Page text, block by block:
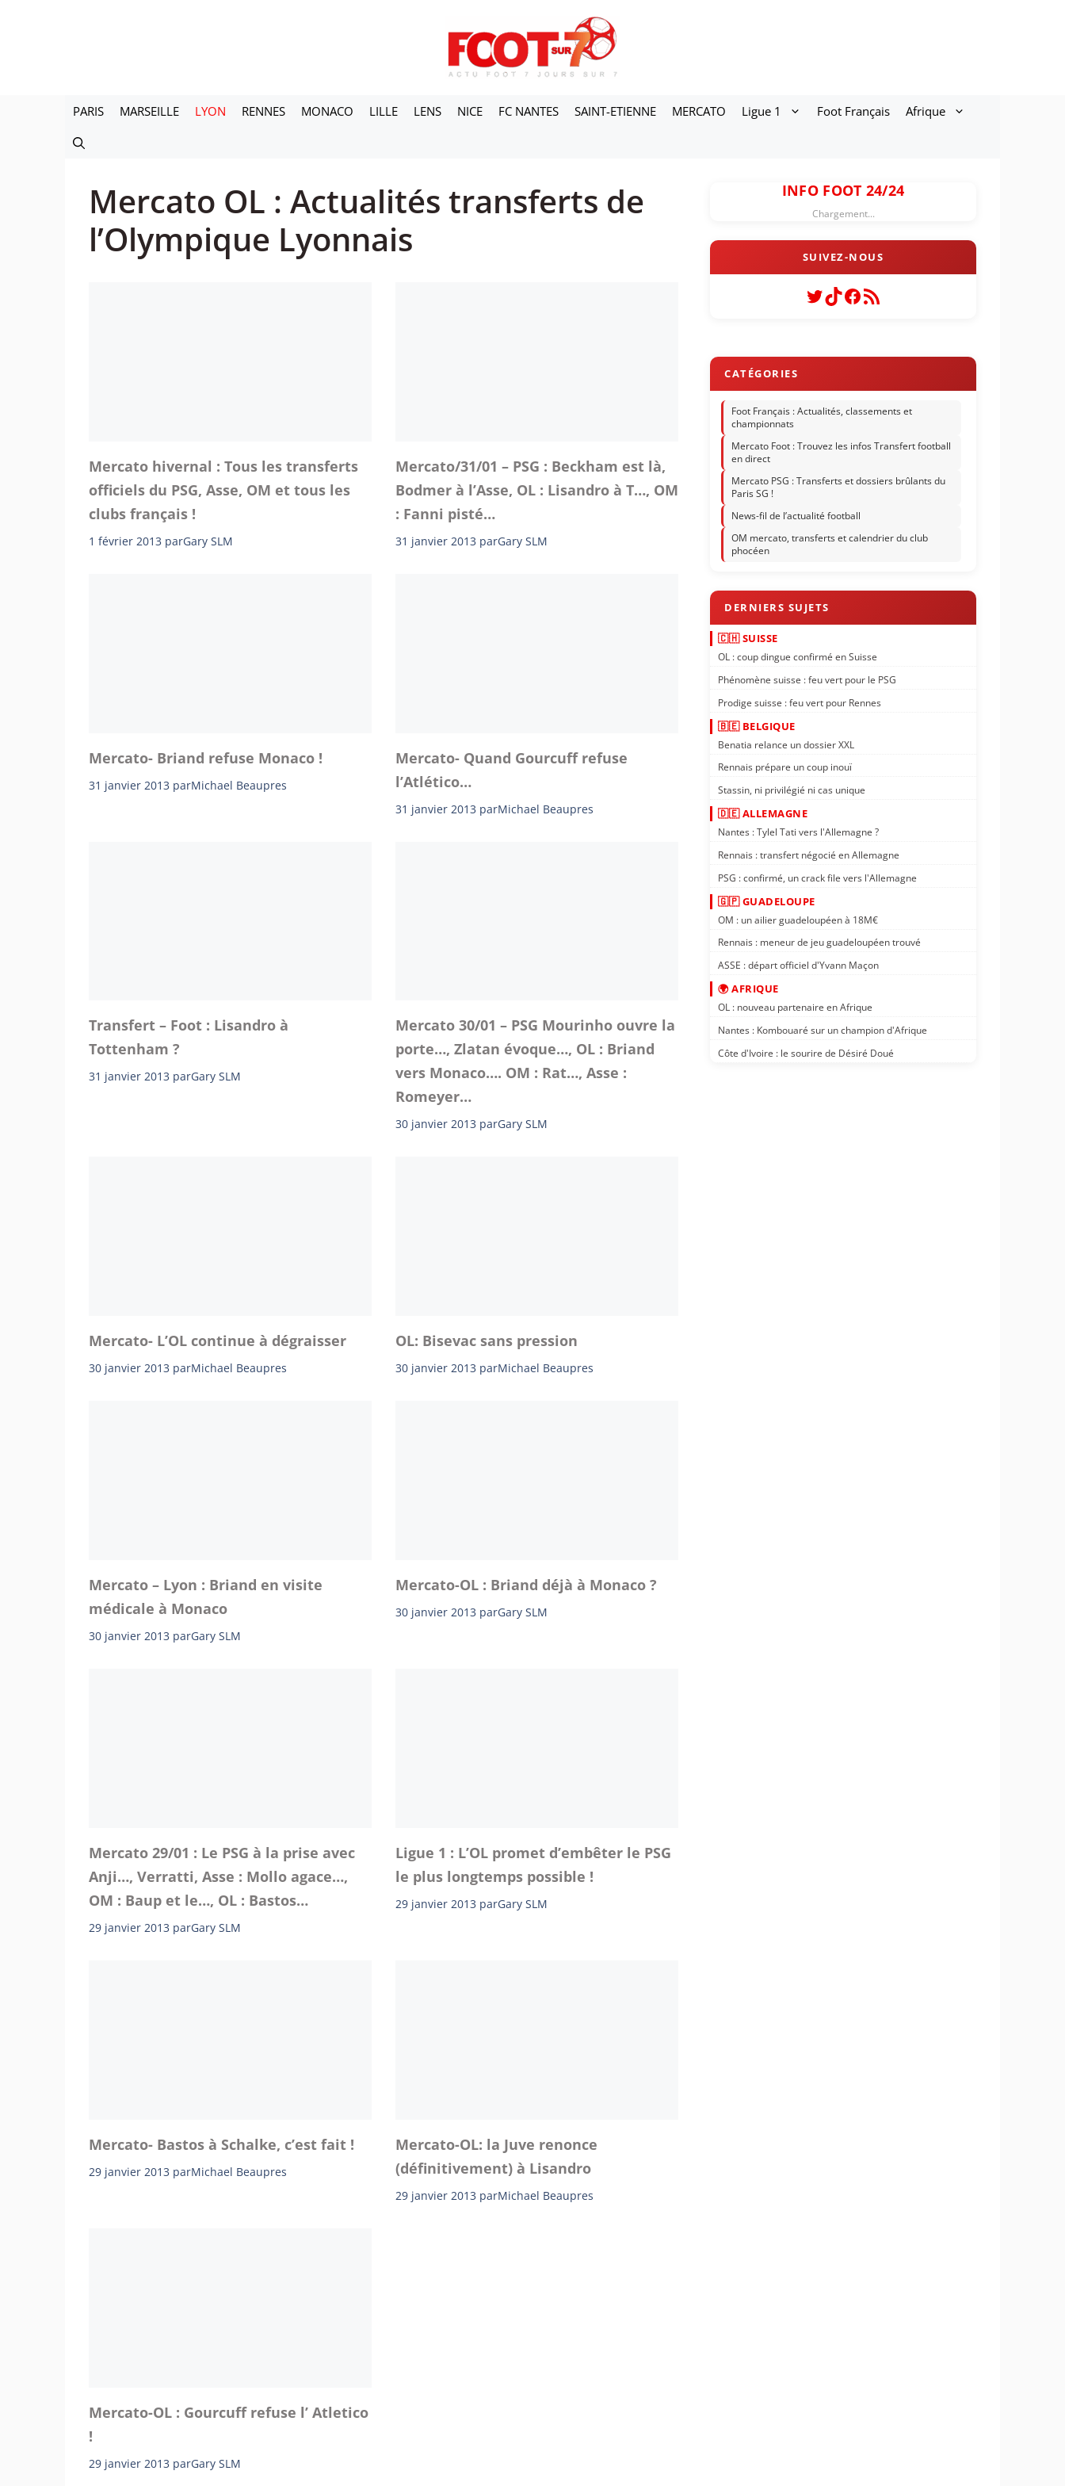
PARIS MARSEILLE LYON RENNES MONACO LILLE LENS NICE FC NANTES SAINT-ETIENNE MERCATO Ligue 1 Foot Français Afrique
Mercato OL : Actualités transferts de
l’Olympique Lyonnais
Mercato hivernal : Tous les transferts
officiels du PSG, Asse, OM et tous les
clubs français !
1 février 2013 parGary SLM
Mercato/31/01 – PSG : Beckham est là,
Bodmer à l’Asse, OL : Lisandro à T…, OM
: Fanni pisté…
31 janvier 2013 parGary SLM
Mercato- Briand refuse Monaco !
31 janvier 2013 parMichael Beaupres
Mercato- Quand Gourcuff refuse
l’Atlético…
31 janvier 2013 parMichael Beaupres
Transfert – Foot : Lisandro à
Tottenham ?
31 janvier 2013 parGary SLM
Mercato 30/01 – PSG Mourinho ouvre la
porte…, Zlatan évoque…, OL : Briand
vers Monaco…. OM : Rat…, Asse :
Romeyer…
30 janvier 2013 parGary SLM
Mercato- L’OL continue à dégraisser
30 janvier 2013 parMichael Beaupres
OL: Bisevac sans pression
30 janvier 2013 parMichael Beaupres
Mercato – Lyon : Briand en visite
médicale à Monaco
30 janvier 2013 parGary SLM
Mercato-OL : Briand déjà à Monaco ?
30 janvier 2013 parGary SLM
Mercato 29/01 : Le PSG à la prise avec
Anji…, Verratti, Asse : Mollo agace…,
OM : Baup et le…, OL : Bastos…
29 janvier 2013 parGary SLM
Ligue 1 : L’OL promet d’embêter le PSG
le plus longtemps possible !
29 janvier 2013 parGary SLM
Mercato- Bastos à Schalke, c’est fait !
29 janvier 2013 parMichael Beaupres
Mercato-OL: la Juve renonce
(définitivement) à Lisandro
29 janvier 2013 parMichael Beaupres
Mercato-OL : Gourcuff refuse l’ Atletico
!
29 janvier 2013 parGary SLM
INFO FOOT 24/24
Chargement...
Twitter
TikTok
Facebook
Flux RSS
Foot Français : Actualités, classements et
championnats
Mercato Foot : Trouvez les infos Transfert football
en direct
Mercato PSG : Transferts et dossiers brûlants du
Paris SG !
News-fil de l’actualité football
OM mercato, transferts et calendrier du club
phocéen
🇨🇭 SUISSE
OL : coup dingue confirmé en Suisse
Phénomène suisse : feu vert pour le PSG
Prodige suisse : feu vert pour Rennes
🇧🇪 BELGIQUE
Benatia relance un dossier XXL
Rennais prépare un coup inouï
Stassin, ni privilégié ni cas unique
🇩🇪 ALLEMAGNE
Nantes : Tylel Tati vers l'Allemagne ?
Rennais : transfert négocié en Allemagne
PSG : confirmé, un crack file vers l'Allemagne
🇬🇵 GUADELOUPE
OM : un ailier guadeloupéen à 18M€
Rennais : meneur de jeu guadeloupéen trouvé
ASSE : départ officiel d'Yvann Maçon
🌍 AFRIQUE
OL : nouveau partenaire en Afrique
Nantes : Kombouaré sur un champion d'Afrique
Côte d'Ivoire : le sourire de Désiré Doué